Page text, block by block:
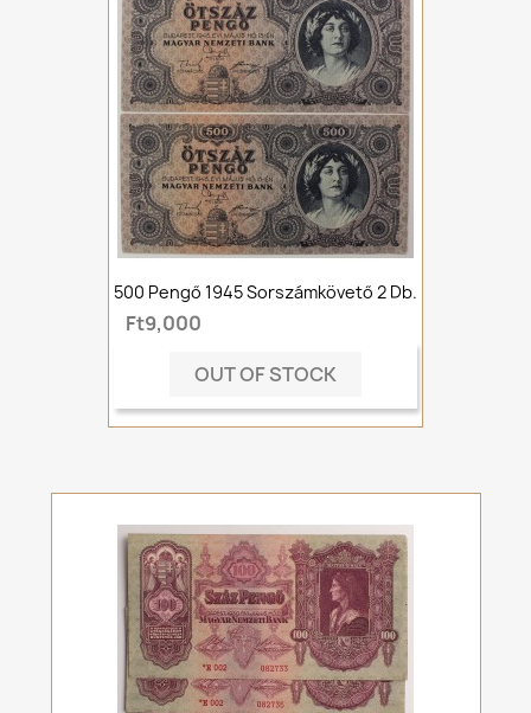
500 Pengő 1945 Sorszámkövető 2 Db.
Ft9,000
OUT OF STOCK